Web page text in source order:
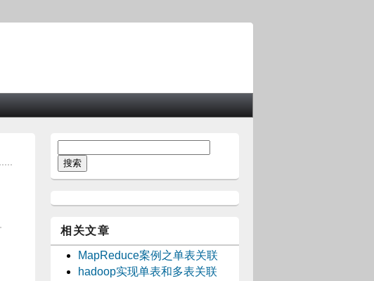
相关文章
MapReduce案例之单表关联
hadoop实现单表和多表关联